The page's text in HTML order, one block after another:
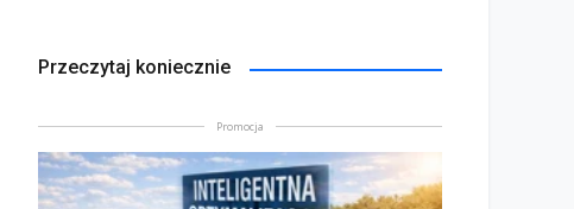
Przeczytaj koniecznie
Promocja